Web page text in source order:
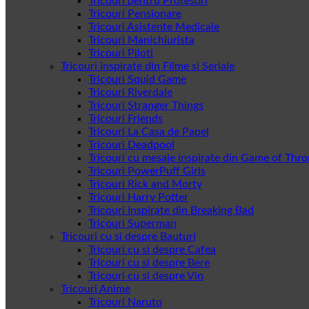
Tricouri Pensionare
Tricouri Asistente Medicale
Tricouri Manichiurista
Tricouri Piloti
Tricouri inspirate din Filme si Seriale
Tricouri Squid Game
Tricouri Riverdale
Tricouri Stranger Things
Tricouri Friends
Tricouri La Casa de Papel
Tricouri Deadpool
Tricouri cu mesaje inspirate din Game of
Tricouri PowerPuff Girls
Tricouri Rick and Morty
Tricouri Harry Potter
Tricouri Inspirate din Breaking Bad
Tricouri Superman
Tricouri cu si despre Bauturi
Tricouri cu si despre Cafea
Tricouri cu si despre Bere
Tricouri cu si despre Vin
Tricouri Anime
Tricouri Naruto